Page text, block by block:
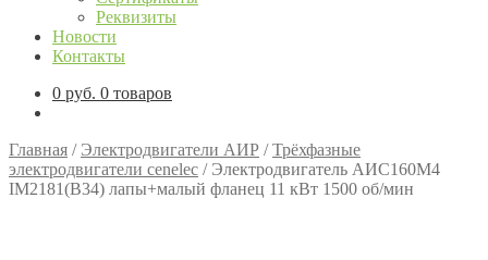
Реквизиты
Новости
Контакты
0 руб. 0 товаров
Главная / Электродвигатели АИР /Трёхфазные
электродвигатели cenelec / Электродвигатель АИС160М4
IM2181(B34) лапы+малый фланец 11 кВт 1500 об/мин